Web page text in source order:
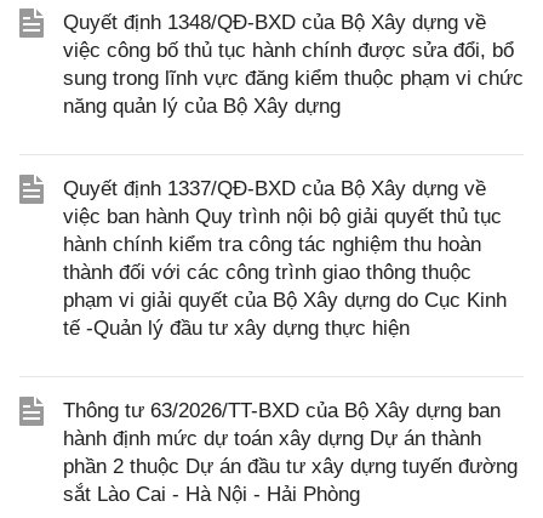
Quyết định 1348/QĐ-BXD của Bộ Xây dựng về
việc công bố thủ tục hành chính được sửa đổi, bổ
sung trong lĩnh vực đăng kiểm thuộc phạm vi chức
năng quản lý của Bộ Xây dựng
Quyết định 1337/QĐ-BXD của Bộ Xây dựng về
việc ban hành Quy trình nội bộ giải quyết thủ tục
hành chính kiểm tra công tác nghiệm thu hoàn
thành đối với các công trình giao thông thuộc
phạm vi giải quyết của Bộ Xây dựng do Cục Kinh
tế -Quản lý đầu tư xây dựng thực hiện
Thông tư 63/2026/TT-BXD của Bộ Xây dựng ban
hành định mức dự toán xây dựng Dự án thành
phần 2 thuộc Dự án đầu tư xây dựng tuyến đường
sắt Lào Cai - Hà Nội - Hải Phòng